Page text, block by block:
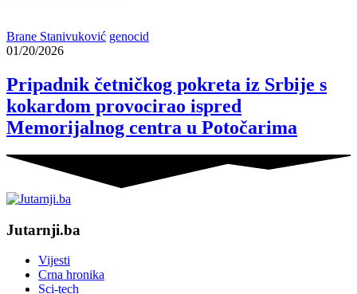
Brane Stanivuković genocid
01/20/2026
Pripadnik četničkog pokreta iz Srbije s
kokardom provocirao ispred
Memorijalnog centra u Potočarima
Jutarnji.ba
Vijesti
Crna hronika
Sci-tech